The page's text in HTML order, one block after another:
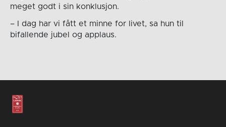
meget godt i sin konklusjon.
– I dag har vi fått et minne for livet, sa hun til
bifallende jubel og applaus.